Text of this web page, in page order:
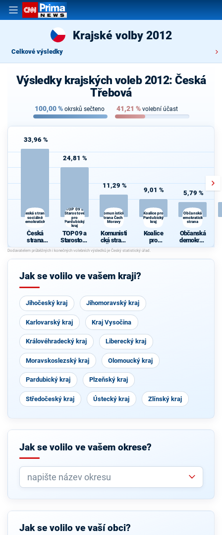
Krajské volby 2012
Celkové výsledky
Výsledky krajských voleb 2012: Česká
Třebová
100,00% okrsků sečteno 41,21 % volební účast
33,96 %
Česká strana
sociálně
demokratická
Česká
strana
sociálně
demokrati
cká
24,81 %
TOP 09 a
Starostové
pro
Pardubický
kraj
TOP 09 a
Starostové
pro
Pardubick
ý kraj
11,29 %
Komunistická
strana Čech a
Moravy
Komunisti
cká strana
Čech a
Moravy
9,01 %
Koalice pro
Pardubický
kraj
Koalice
pro
Pardubick
ý kraj
5,79 %
Občanská
demokratická
strana
Občanská
demokrati
cká strana
Jak se volilo ve vašem kraji?
Jihočeský kraj Jihomoravský kraj
Karlovarský kraj Kraj Vysočina
Královéhradecký kraj Liberecký kraj
Moravskoslezský kraj Olomoucký kraj
Pardubický kraj Plzeňský kraj
Středočeský kraj Ústecký kraj Zlínský kraj
Jak se volilo ve vašem okrese?
Jak se volilo ve vaší obci?